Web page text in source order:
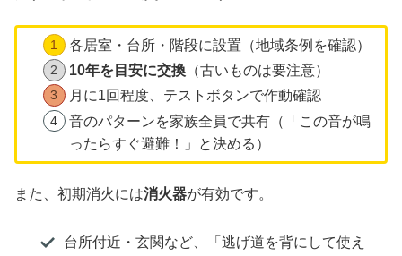
各居室・台所・階段に設置（地域条例を確認）
10年を目安に交換（古いものは要注意）
月に1回程度、テストボタンで作動確認
音のパターンを家族全員で共有（「この音が鳴
ったらすぐ避難！」と決める）
また、初期消火には消火器が有効です。
台所付近・玄関など、「逃げ道を背にして使え